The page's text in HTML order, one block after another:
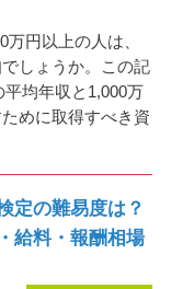
円以上の人は、
しょうか。この記
均年収と1,000万
めに取得すべき資
定の難易度は？
給料・報酬相場